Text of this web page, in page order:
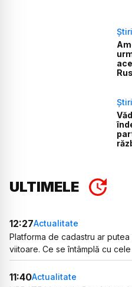
ULTIMELE
12:27Actualitate
Platforma de cadastru ar
viitoare. Ce se întâmplă cu
11:40Actualitate